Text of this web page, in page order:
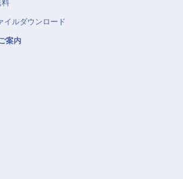
料
イルダウンロード
案内